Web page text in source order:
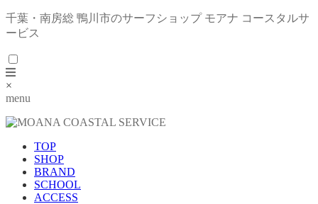
千葉・南房総 鴨川市のサーフショップ モアナ コースタルサ
ービス
×
menu
TOP
SHOP
BRAND
SCHOOL
ACCESS